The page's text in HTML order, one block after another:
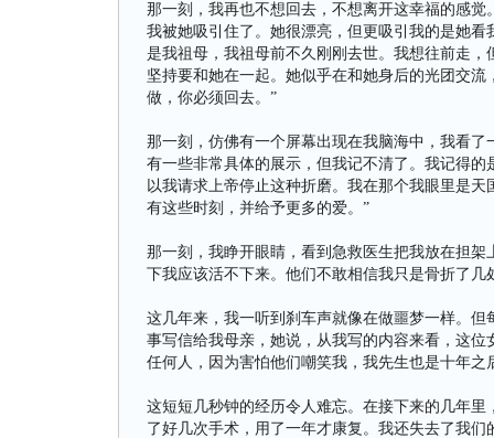
那一刻，我再也不想回去，不想离开这幸福的感
我被她吸引住了。她很漂亮，但更吸引我的是她
是我祖母，我祖母前不久刚刚去世。我想往前走
坚持要和她在一起。她似乎在和她身后的光团交
做，你必须回去。”
那一刻，仿佛有一个屏幕出现在我脑海中，我看
有一些非常具体的展示，但我记不清了。我记得
以我请求上帝停止这种折磨。我在那个我眼里是
有这些时刻，并给予更多的爱。”
那一刻，我睁开眼睛，看到急救医生把我放在担
下我应该活不下来。他们不敢相信我只是骨折了几
这几年来，我一听到刹车声就像在做噩梦一样。
事写信给我母亲，她说，从我写的内容来看，这
任何人，因为害怕他们嘲笑我，我先生也是十年之
这短短几秒钟的经历令人难忘。在接下来的几年
了好几次手术，用了一年才康复。我还失去了我